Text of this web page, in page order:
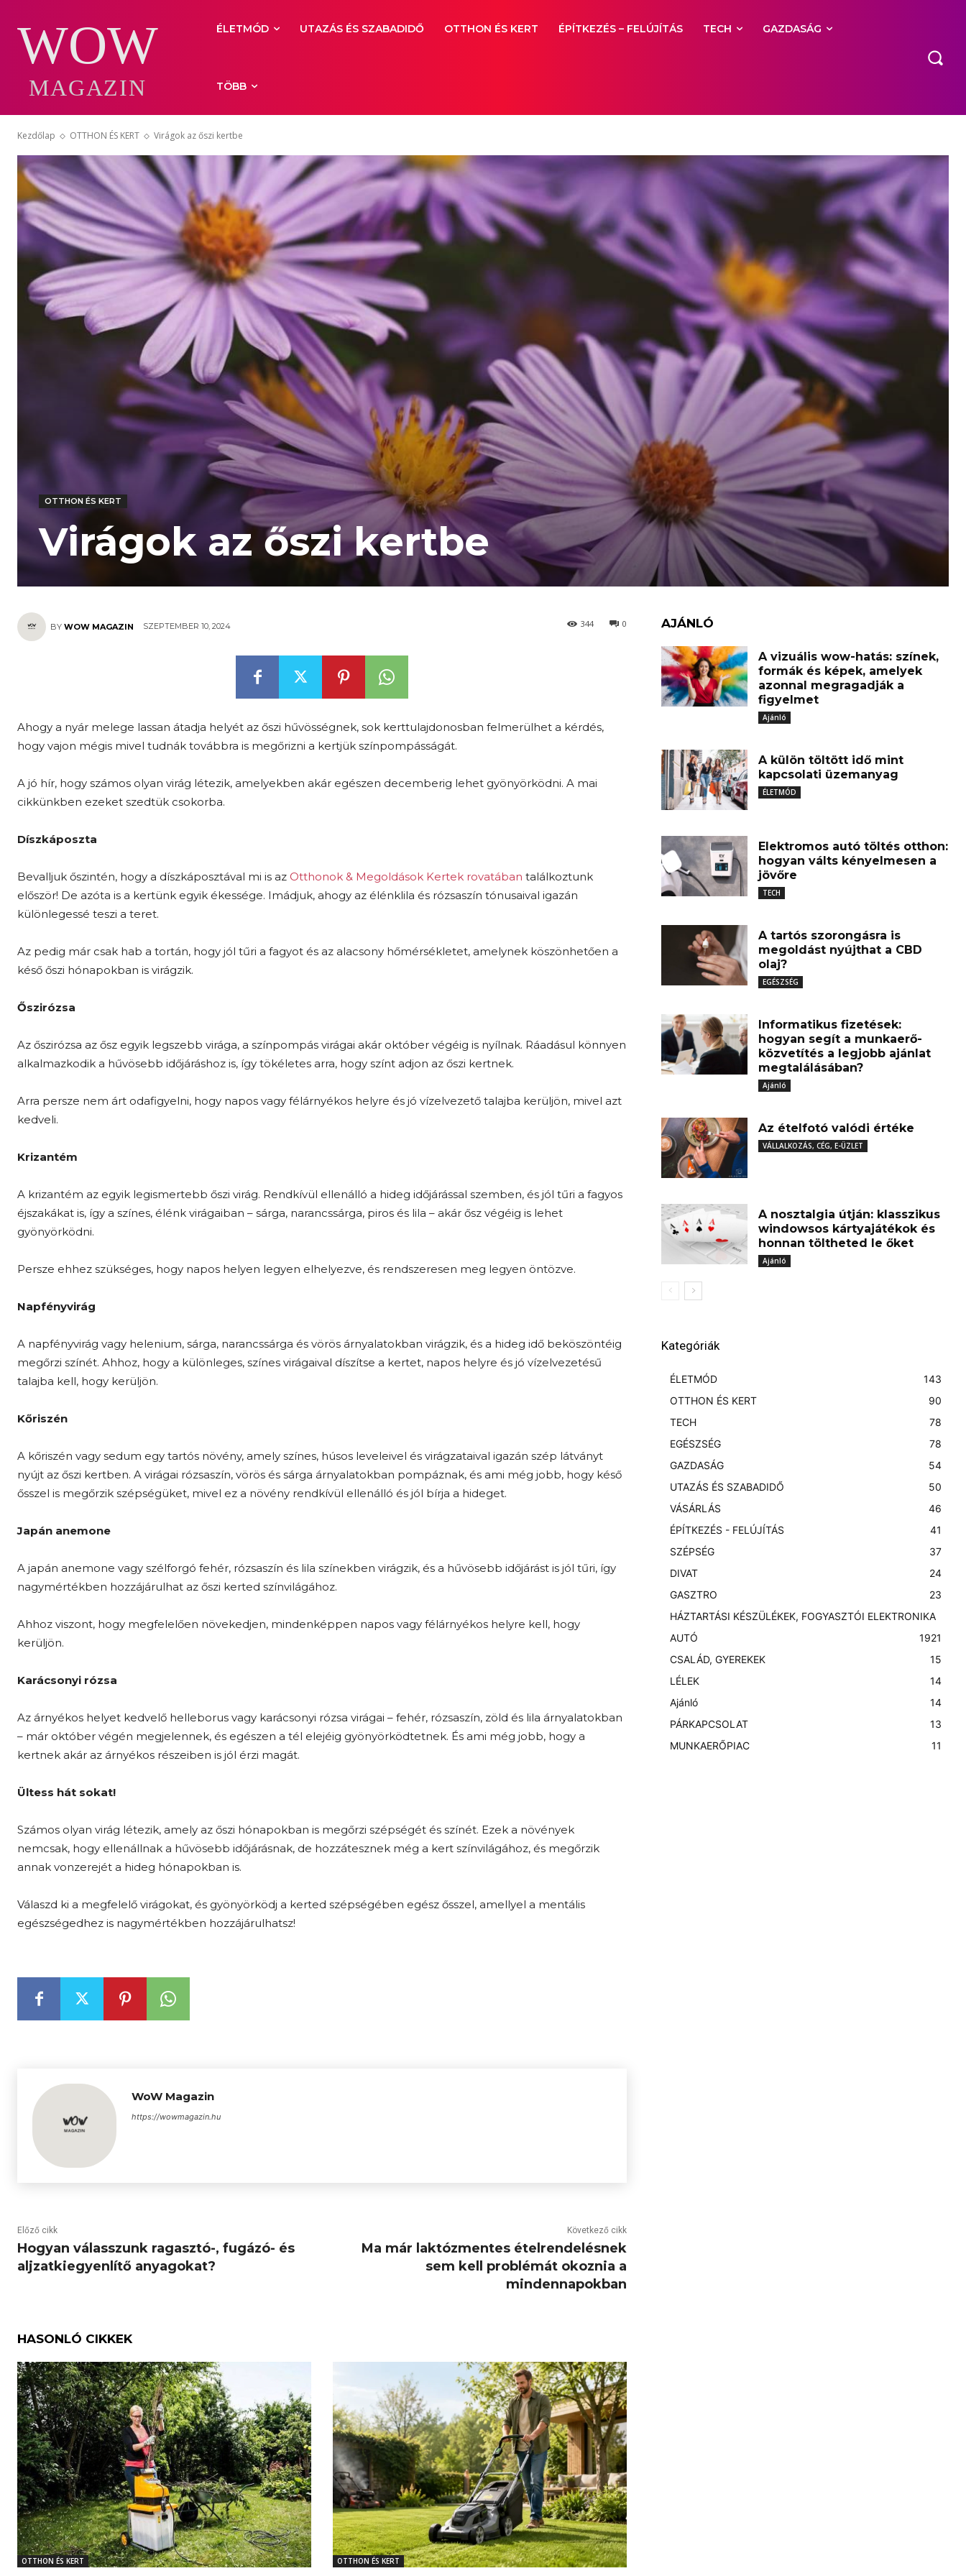
WOW
MAGAZIN
ÉLETMÓD UTAZÁS ÉS SZABADIDŐ OTTHON ÉS KERT ÉPÍTKEZÉS – FELÚJÍTÁS TECH GAZDASÁG
TÖBB
Kezdőlap OTTHON ÉS KERT Virágok az őszi kertbe
OTTHON ÉS KERT
Virágok az őszi kertbe
BY WOW MAGAZIN SZEPTEMBER 10, 2024 0
344
Ahogy a nyár melege lassan átadja helyét az őszi hűvösségnek, sok kerttulajdonosban felmerülhet a kérdés,
hogy vajon mégis mivel tudnák továbbra is megőrizni a kertjük színpompásságát.
A jó hír, hogy számos olyan virág létezik, amelyekben akár egészen decemberig lehet gyönyörködni. A mai
cikkünkben ezeket szedtük csokorba.
Díszkáposzta
Bevalljuk őszintén, hogy a díszkáposztával mi is az Otthonok & Megoldások Kertek rovatában találkoztunk
először! De azóta is a kertünk egyik ékessége. Imádjuk, ahogy az élénklila és rózsaszín tónusaival igazán
különlegessé teszi a teret.
Az pedig már csak hab a tortán, hogy jól tűri a fagyot és az alacsony hőmérsékletet, amelynek köszönhetően a
késő őszi hónapokban is virágzik.
Őszirózsa
Az őszirózsa az ősz egyik legszebb virága, a színpompás virágai akár október végéig is nyílnak. Ráadásul könnyen
alkalmazkodik a hűvösebb időjáráshoz is, így tökéletes arra, hogy színt adjon az őszi kertnek.
Arra persze nem árt odafigyelni, hogy napos vagy félárnyékos helyre és jó vízelvezető talajba kerüljön, mivel azt
kedveli.
Krizantém
A krizantém az egyik legismertebb őszi virág. Rendkívül ellenálló a hideg időjárással szemben, és jól tűri a fagyos
éjszakákat is, így a színes, élénk virágaiban – sárga, narancssárga, piros és lila – akár ősz végéig is lehet
gyönyörködni.
Persze ehhez szükséges, hogy napos helyen legyen elhelyezve, és rendszeresen meg legyen öntözve.
Napfényvirág
A napfényvirág vagy helenium, sárga, narancssárga és vörös árnyalatokban virágzik, és a hideg idő beköszöntéig
megőrzi színét. Ahhoz, hogy a különleges, színes virágaival díszítse a kertet, napos helyre és jó vízelvezetésű
talajba kell, hogy kerüljön.
Kőriszén
A kőriszén vagy sedum egy tartós növény, amely színes, húsos leveleivel és virágzataival igazán szép látványt
nyújt az őszi kertben. A virágai rózsaszín, vörös és sárga árnyalatokban pompáznak, és ami még jobb, hogy késő
ősszel is megőrzik szépségüket, mivel ez a növény rendkívül ellenálló és jól bírja a hideget.
Japán anemone
A japán anemone vagy szélforgó fehér, rózsaszín és lila színekben virágzik, és a hűvösebb időjárást is jól tűri, így
nagymértékben hozzájárulhat az őszi kerted színvilágához.
Ahhoz viszont, hogy megfelelően növekedjen, mindenképpen napos vagy félárnyékos helyre kell, hogy
kerüljön.
Karácsonyi rózsa
Az árnyékos helyet kedvelő helleborus vagy karácsonyi rózsa virágai – fehér, rózsaszín, zöld és lila árnyalatokban
– már október végén megjelennek, és egészen a tél elejéig gyönyörködtetnek. És ami még jobb, hogy a
kertnek akár az árnyékos részeiben is jól érzi magát.
Ültess hát sokat!
Számos olyan virág létezik, amely az őszi hónapokban is megőrzi szépségét és színét. Ezek a növények
nemcsak, hogy ellenállnak a hűvösebb időjárásnak, de hozzátesznek még a kert színvilágához, és megőrzik
annak vonzerejét a hideg hónapokban is.
Válaszd ki a megfelelő virágokat, és gyönyörködj a kerted szépségében egész ősszel, amellyel a mentális
egészségedhez is nagymértékben hozzájárulhatsz!
WoW Magazin
https://wowmagazin.hu
Előző cikk
Hogyan válasszunk ragasztó-, fugázó- és
aljzatkiegyenlítő anyagokat?
Következő cikk
Ma már laktózmentes ételrendelésnek
sem kell problémát okoznia a
mindennapokban
HASONLÓ CIKKEK
OTTHON ÉS KERT OTTHON ÉS KERT
AJÁNLÓ
A vizuális wow-hatás: színek,
formák és képek, amelyek
azonnal megragadják a
figyelmet
Ajánló
A külön töltött idő mint
kapcsolati üzemanyag
ÉLETMÓD
Elektromos autó töltés otthon:
hogyan válts kényelmesen a
jövőre
TECH
A tartós szorongásra is
megoldást nyújthat a CBD
olaj?
EGÉSZSÉG
Informatikus fizetések:
hogyan segít a munkaerő-
közvetítés a legjobb ajánlat
megtalálásában?
Ajánló
Az ételfotó valódi értéke
VÁLLALKOZÁS, CÉG, E-ÜZLET
A nosztalgia útján: klasszikus
windowsos kártyajátékok és
honnan töltheted le őket
Ajánló
Kategóriák
ÉLETMÓD
143
OTTHON ÉS KERT
90
TECH
78
EGÉSZSÉG
78
GAZDASÁG
54
UTAZÁS ÉS SZABADIDŐ
50
VÁSÁRLÁS
46
ÉPÍTKEZÉS - FELÚJÍTÁS
41
SZÉPSÉG
37
DIVAT
24
GASZTRO
23
HÁZTARTÁSI KÉSZÜLÉKEK, FOGYASZTÓI ELEKTRONIKA
21
AUTÓ
19
CSALÁD, GYEREKEK
15
LÉLEK
14
Ajánló
14
PÁRKAPCSOLAT
13
MUNKAERŐPIAC
11